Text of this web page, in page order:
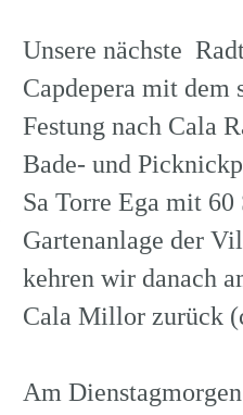
Unsere nächste
Capdepera mit dem
Festung nach Cala
Bade- und
Sa Torre Ega mit
Gartenanlage der
kehren wir danach
Cala Millor zurück
Am